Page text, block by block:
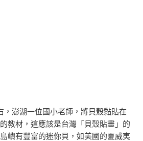
，澎湖一位國小老師，將貝殼黏貼在
教材，這應該是台灣「貝殼貼畫」的
嶼有豐富的迷你貝，如美國的夏威夷